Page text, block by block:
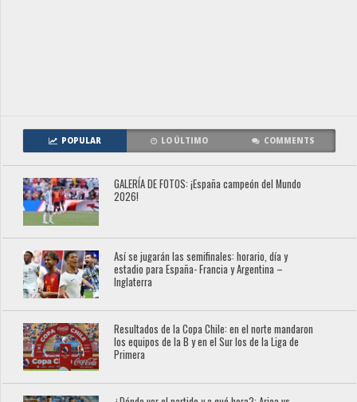
POPULAR LO ÚLTIMO COMMENTS
GALERÍA DE FOTOS: ¡España campeón del Mundo
2026!
Así se jugarán las semifinales: horario, día y
estadio para España- Francia y Argentina –
Inglaterra
Resultados de la Copa Chile: en el norte mandaron
los equipos de la B y en el Sur los de la Liga de
Primera